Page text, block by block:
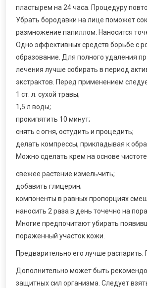
пластырем на 24 часа. Процедуру
Убрать бородавки на лице поможет
размножение папиллом. Наносится
Одно эффективных средств борьбе с
образование. Для полного удаления
лечения лучше собирать в период
экстрактов. Перед применением
1 ст. л. сухой травы;
1,5 л воды;
прокипятить 10 минут;
снять с огня, остудить и процедить;
делать компрессы, прикладывая к
Можно сделать крем на основе
свежее растение измельчить;
добавить глицерин;
компоненты в равных пропорциях
наносить 2 раза в день точечно на
Многие предпочитают убирать
пораженный участок кожи.
Предварительно его лучше
Дополнительно может быть
защитных сил организма. Следует